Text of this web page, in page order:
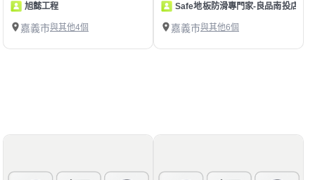
旭懿工程
嘉義市與其他4個
Safe地板防滑專門家-良品南投店
嘉義市與其他6個